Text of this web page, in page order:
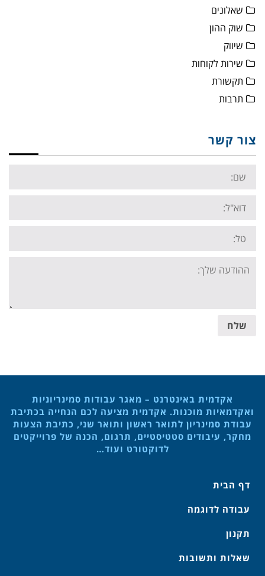
שאלונים
שוק ההון
שיווק
שירות לקוחות
תקשורת
תרבות
צור קשר
Name:
Email:
Tel:
Your
message:
שלח
אקדמית באינטרנט – מאגר עבודות סמינריוניות
ואקדמאיות מוכנות. אקדמית מציעה לכם הנחייה בכתיבת
עבודת סמינריון לתואר ראשון ותואר שני, כתיבת הצעות
מחקר, עיבודים סטטיסטיים, תרגום, הכנה של פרוייקטים
לדוקטורט ועוד…
דף הבית
עבודה לדוגמה
תקנון
שאלות ותשובות